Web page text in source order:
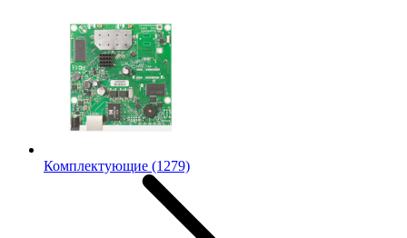
Комплектующие (1279)